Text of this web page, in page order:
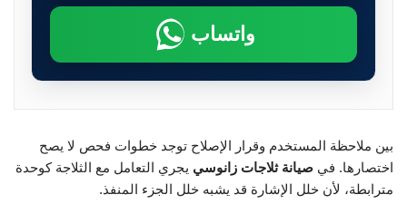
واتساب
بين ملاحظة المستخدم وقرار الإصلاح توجد خطوات فحص لا يصح
اختصارها. في صيانة ثلاجات زانوسي يجري التعامل مع الثلاجة كوحدة
مترابطة، لأن خلل الإشارة قد يشبه خلل الجزء المنفذ.